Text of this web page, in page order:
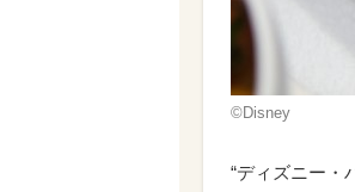
©︎Disney
“ディズニー・